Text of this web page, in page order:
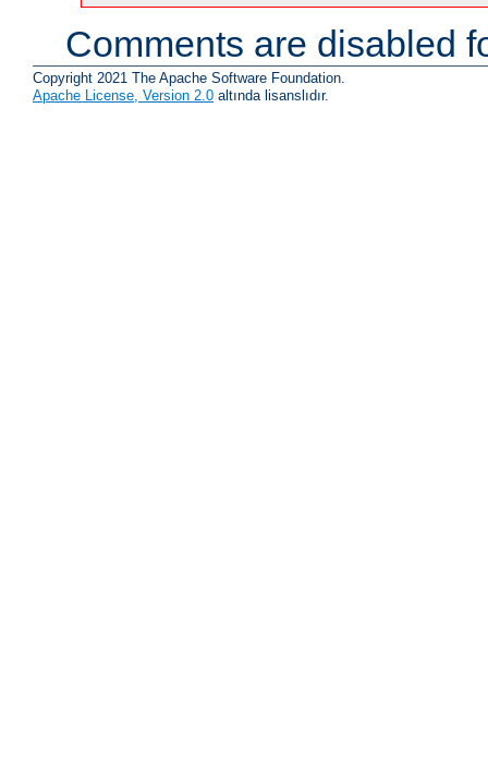
Comments are disabled
Copyright 2021 The Apache Software Foundation.
Apache License, Version 2.0 altında lisanslıdır.